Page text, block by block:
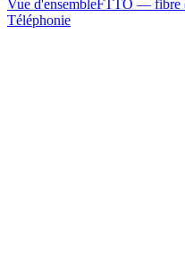
Vue d'ensembleFTTO — fibre
Téléphonie